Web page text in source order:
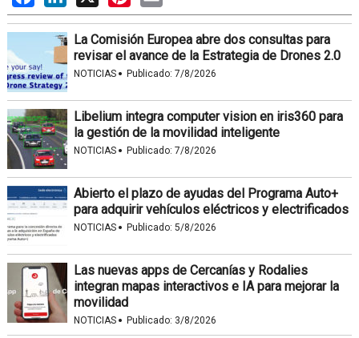
La Comisión Europea abre dos consultas para
revisar el avance de la Estrategia de Drones 2.0
NOTICIAS · Publicado: 7/8/2026
Libelium integra computer vision en iris360 para
la gestión de la movilidad inteligente
NOTICIAS · Publicado: 7/8/2026
Abierto el plazo de ayudas del Programa Auto+
para adquirir vehículos eléctricos y electrificados
NOTICIAS · Publicado: 5/8/2026
Las nuevas apps de Cercanías y Rodalies
integran mapas interactivos e IA para mejorar la
movilidad
NOTICIAS · Publicado: 3/8/2026